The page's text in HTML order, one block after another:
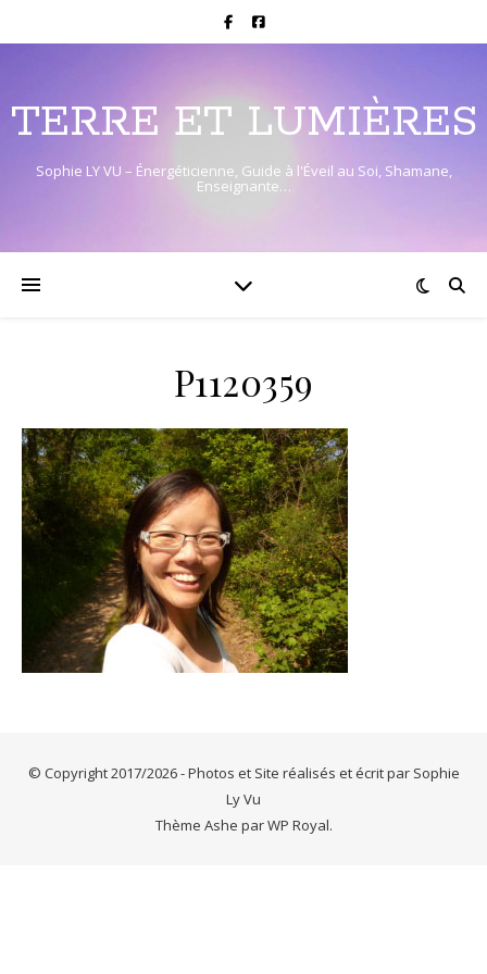
TERRE ET LUMIÈRES
Sophie LY VU – Énergéticienne, Guide à l'Éveil au Soi, Shamane,
Enseignante…
P1120359
© Copyright 2017/2026 - Photos et Site réalisés et écrit par Sophie
Ly Vu
Thème Ashe parWP Royal.